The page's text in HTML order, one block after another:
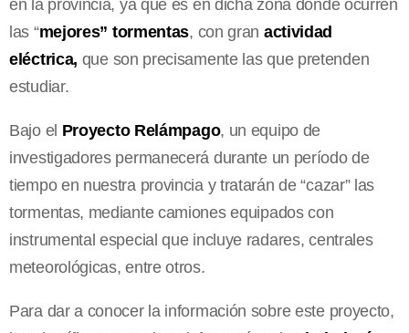
en la provincia, ya que es en dicha zona donde ocurren
las “mejores” tormentas, con gran actividad
eléctrica, que son precisamente las que pretenden
estudiar.
Bajo el Proyecto Relámpago, un equipo de
investigadores permanecerá durante un período de
tiempo en nuestra provincia y tratarán de “cazar” las
tormentas, mediante camiones equipados con
instrumental especial que incluye radares, centrales
meteorológicas, entre otros.
Para dar a conocer la información sobre este proyecto,